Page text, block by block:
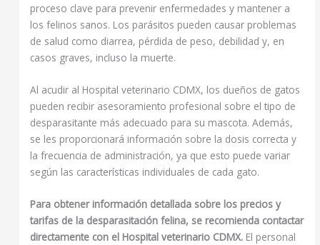
proceso clave para prevenir enfermedades y mantener a
los felinos sanos. Los parásitos pueden causar problemas
de salud como diarrea, pérdida de peso, debilidad y, en
casos graves, incluso la muerte.
Al acudir al Hospital veterinario CDMX, los dueños de gatos
pueden recibir asesoramiento profesional sobre el tipo de
desparasitante más adecuado para su mascota. Además,
se les proporcionará información sobre la dosis correcta y
la frecuencia de administración, ya que esto puede variar
según las características individuales de cada gato.
Para obtener información detallada sobre los precios y
tarifas de la desparasitación felina, se recomienda contactar
directamente con el Hospital veterinario CDMX. El personal